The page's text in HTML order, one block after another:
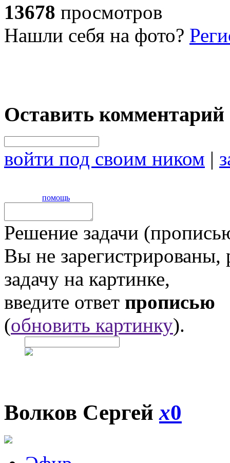
13678 просмотров
Нашли себя на фото?
Оставить комментарий
войти под своим ником |
помощь
Решение задачи
Вы не
задачу на картинке,
введите ответ прописью
(обновить картинку).
Волков Сергейx0